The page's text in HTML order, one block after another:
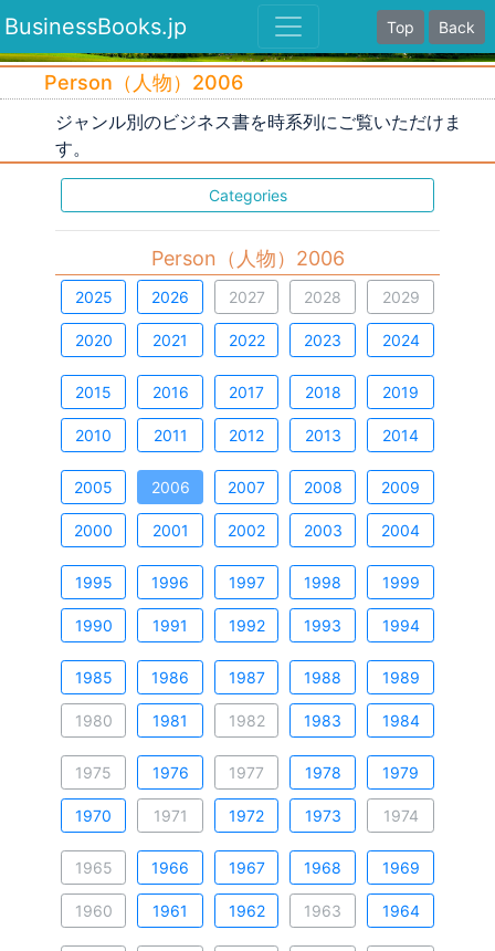
BusinessBooks.jp Top Back
Person（人物）2006
ジャンル別のビジネス書を時系列にご覧いただけま
す。
Categories
Person（人物）2006
2025 2026 2027 2028 2029
2020 2021 2022 2023 2024
2015 2016 2017 2018 2019
2010 2011 2012 2013 2014
2005 2006 2007 2008 2009
2000 2001 2002 2003 2004
1995 1996 1997 1998 1999
1990 1991 1992 1993 1994
1985 1986 1987 1988 1989
1980 1981 1982 1983 1984
1975 1976 1977 1978 1979
1970 1971 1972 1973 1974
1965 1966 1967 1968 1969
1960 1961 1962 1963 1964